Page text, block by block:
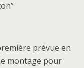
prévue en
montage pour